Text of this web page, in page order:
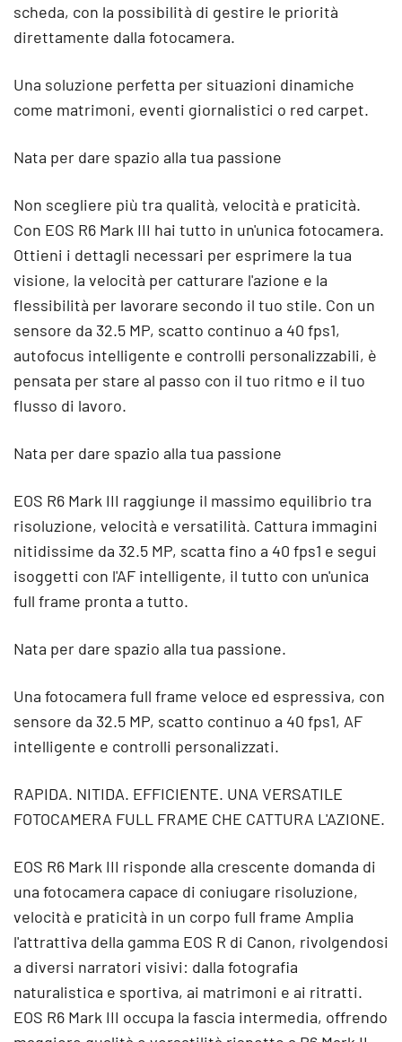
scheda, con la possibilità di gestire le priorità
direttamente dalla fotocamera.
Una soluzione perfetta per situazioni dinamiche
come matrimoni, eventi giornalistici o red carpet.
Nata per dare spazio alla tua passione
Non scegliere più tra qualità, velocità e praticità.
Con EOS R6 Mark III hai tutto in un'unica fotocamera.
Ottieni i dettagli necessari per esprimere la tua
visione, la velocità per catturare l'azione e la
flessibilità per lavorare secondo il tuo stile. Con un
sensore da 32.5 MP, scatto continuo a 40 fps1,
autofocus intelligente e controlli personalizzabili, è
pensata per stare al passo con il tuo ritmo e il tuo
flusso di lavoro.
Nata per dare spazio alla tua passione
EOS R6 Mark III raggiunge il massimo equilibrio tra
risoluzione, velocità e versatilità. Cattura immagini
nitidissime da 32.5 MP, scatta fino a 40 fps1 e segui
isoggetti con l'AF intelligente, il tutto con un'unica
full frame pronta a tutto.
Nata per dare spazio alla tua passione.
Una fotocamera full frame veloce ed espressiva, con
sensore da 32.5 MP, scatto continuo a 40 fps1, AF
intelligente e controlli personalizzati.
RAPIDA. NITIDA. EFFICIENTE. UNA VERSATILE
FOTOCAMERA FULL FRAME CHE CATTURA L'AZIONE.
EOS R6 Mark III risponde alla crescente domanda di
una fotocamera capace di coniugare risoluzione,
velocità e praticità in un corpo full frame Amplia
l'attrattiva della gamma EOS R di Canon, rivolgendosi
a diversi narratori visivi: dalla fotografia
naturalistica e sportiva, ai matrimoni e ai ritratti.
EOS R6 Mark III occupa la fascia intermedia, offrendo